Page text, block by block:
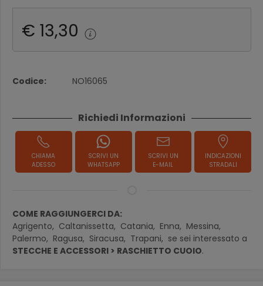
€ 13,30
Codice: NO16065
Richiedi Informazioni
CHIAMA
ADESSO
SCRIVI UN
WHATSAPP
SCRIVI UN
E-MAIL
INDICAZIONI
STRADALI
COME RAGGIUNGERCI DA:
Agrigento, Caltanissetta, Catania, Enna, Messina,
Palermo, Ragusa, Siracusa, Trapani, se sei interessato a
STECCHE E ACCESSORI > RASCHIETTO CUOIO.